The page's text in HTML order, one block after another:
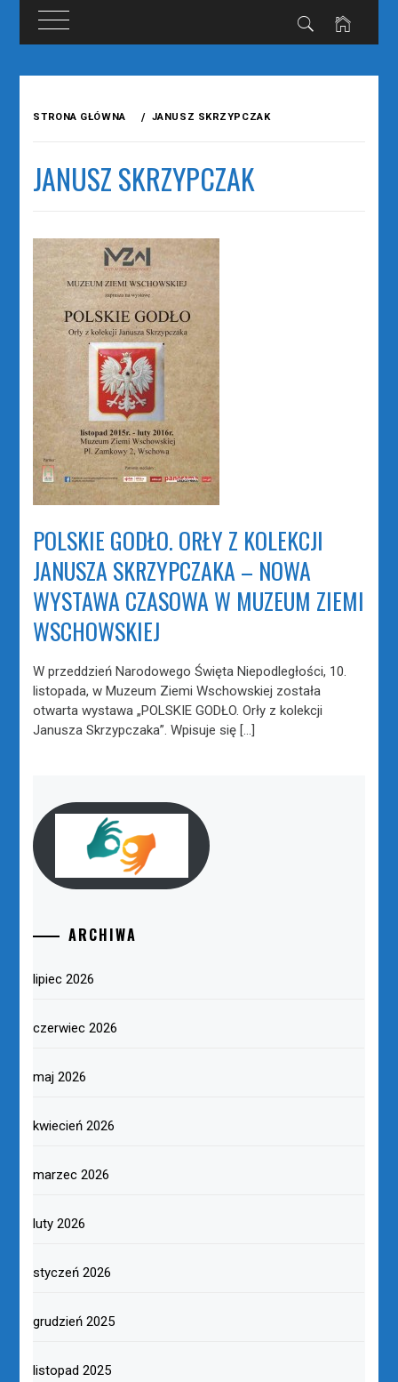
STRONA GŁÓWNA JANUSZ SKRZYPCZAK
JANUSZ SKRZYPCZAK
POLSKIE GODŁO. ORŁY Z KOLEKCJI
JANUSZA SKRZYPCZAKA – NOWA
WYSTAWA CZASOWA W MUZEUM ZIEMI
WSCHOWSKIEJ
W przeddzień Narodowego Święta Niepodległości, 10.
listopada, w Muzeum Ziemi Wschowskiej została
otwarta wystawa „POLSKIE GODŁO. Orły z kolekcji
Janusza Skrzypczaka”. Wpisuje się […]
ARCHIWA
lipiec 2026
czerwiec 2026
maj 2026
kwiecień 2026
marzec 2026
luty 2026
styczeń 2026
grudzień 2025
listopad 2025